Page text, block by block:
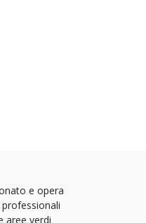
e opera
aree verdi